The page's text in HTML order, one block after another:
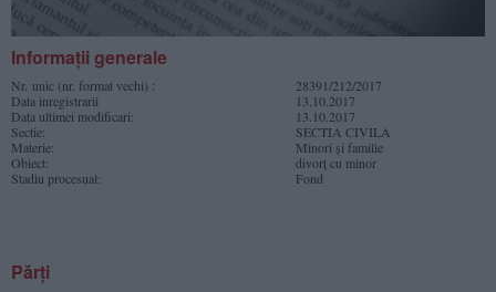
Informaţii generale
Nr. unic (nr. format vechi) :
28391/212/2017
Data inregistrarii
13.10.2017
Data ultimei modificari:
13.10.2017
Sectie:
SECTIA CIVILA
Materie:
Minori şi familie
Obiect:
divorţ cu minor
Stadiu procesual:
Fond
Părţi